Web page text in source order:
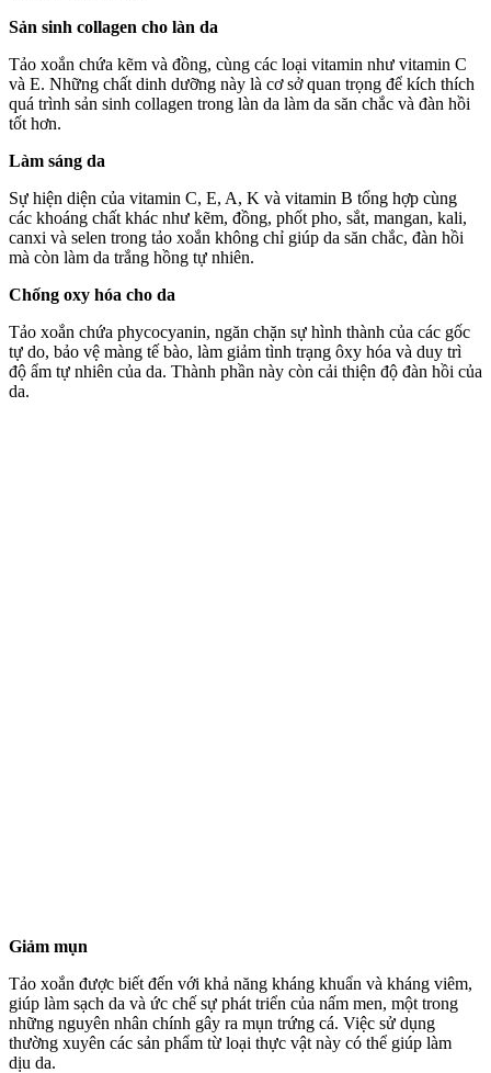
Sản sinh collagen cho làn da
Tảo xoắn chứa kẽm và đồng, cùng các loại vitamin như vitamin C
và E. Những chất dinh dưỡng này là cơ sở quan trọng để kíc‌h thí‌ch
quá trình sản sinh collagen trong làn da làm da săn chắc và đàn hồi
tốt hơn.
Làm sáng da
Sự hiện diện của vitamin C, E, A, K và vitamin B tổng hợp cùng
các khoáng chất khác như kẽm, đồng, phốt pho, sắt, mangan, kali,
canxi và selen trong tảo xoắn không chỉ giúp da săn chắc, đàn hồi
mà còn làm da trắng hồng tự nhiên.
Chống oxy hóa cho da
Tảo xoắn chứa phycocyanin, ngăn chặn sự hình thành của các gốc
tự do, bảo vệ màng tế bào, làm giảm tình trạng ôxy hóa và duy trì
độ ẩm tự nhiên của da. Thành phần này còn cải thiện độ đàn hồi của
da.
Giảm mụn
Tảo xoắn được biết đến với khả năng kháng khuẩn và kháng viêm,
giúp làm sạch da và ức chế sự phát triển của nấm men, một trong
những nguyên nhân chính gây ra mụn trứng cá. Việc sử dụng
thường xuyên các sản phẩm từ loại thực vật này có thể giúp làm
dịu da.